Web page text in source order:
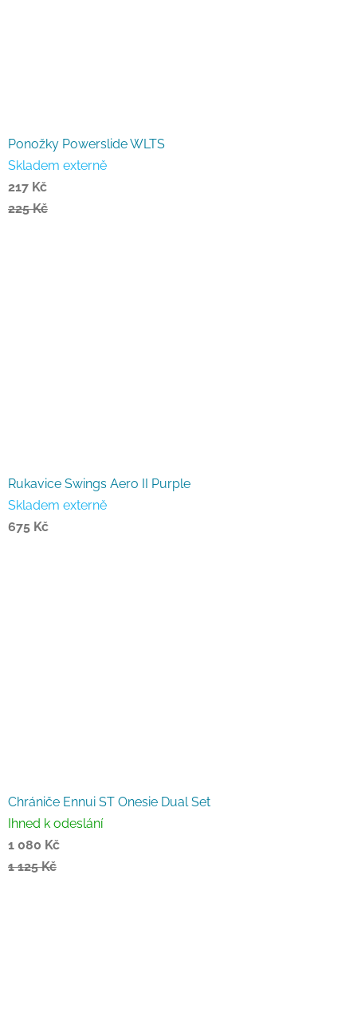
Ponožky Powerslide WLTS
Skladem externě
217 Kč
225 Kč
Rukavice Swings Aero II Purple
Skladem externě
675 Kč
Chrániče Ennui ST Onesie Dual Set
Ihned k odeslání
1 080 Kč
1 125 Kč